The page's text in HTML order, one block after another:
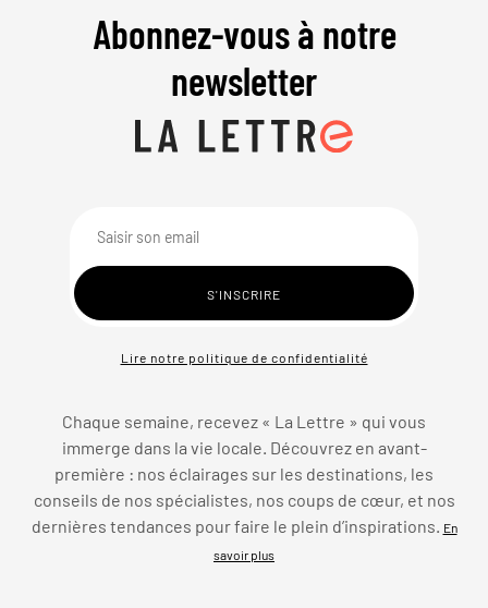
Abonnez-vous à notre
newsletter
Lire notre politique de confidentialité
Chaque semaine, recevez « La Lettre » qui vous
immerge dans la vie locale. Découvrez en avant-
première : nos éclairages sur les destinations, les
conseils de nos spécialistes, nos coups de cœur, et nos
dernières tendances pour faire le plein d’inspirations.
En
savoir plus